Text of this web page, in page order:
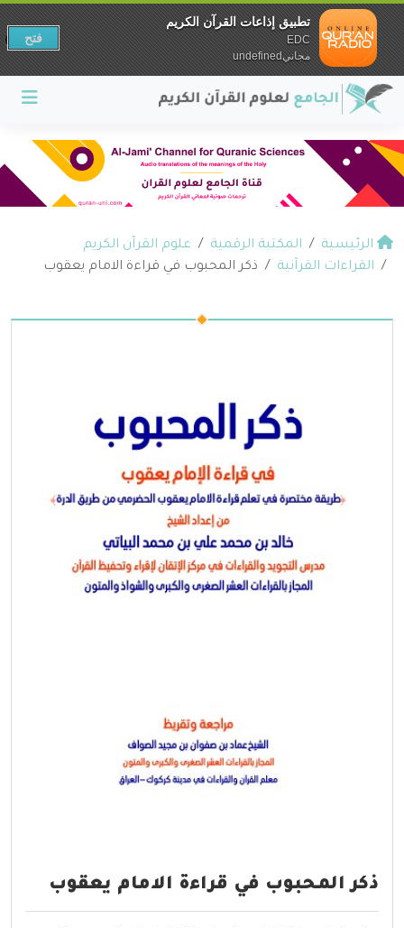
الرئيسية المكتبة الرقمية
علوم القرآن الكريم
القراءات القرآنية
ذكر المحبوب في قراءة الامام يعقوب
ذكر المحبوب في قراءة الامام يعقوب
تطبيق إذاعات القرآن الكريم
EDC
مجانيundefined
فتح